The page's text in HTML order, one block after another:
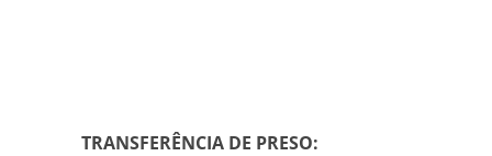
TRANSFERÊNCIA DE PRESO: